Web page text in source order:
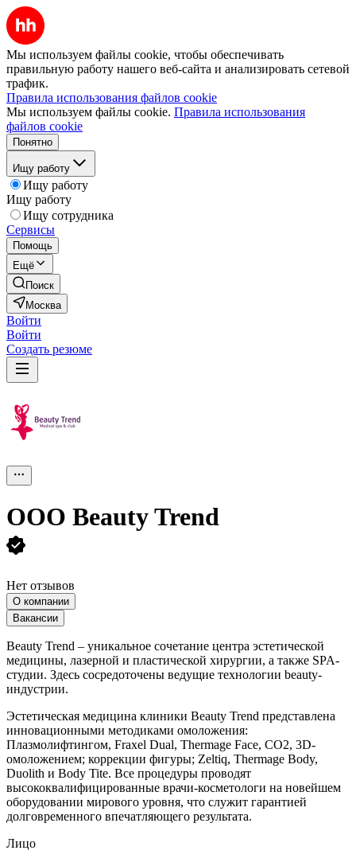
Мы используем файлы cookie, чтобы обеспечивать
правильную работу нашего веб-сайта и анализировать сетевой
трафик.
Правила использования файлов cookie
Мы используем файлы cookie. Правила использования
файлов cookie
Понятно
Ищу работу
Ищу работу
Ищу работу
Ищу сотрудника
Сервисы
Помощь
Ещё
Поиск
Москва
Войти
Войти
Создать резюме
ООО Beauty Trend
Нет отзывов
О компании
Вакансии
Beauty Trend – уникальное сочетание центра эстетической
медицины, лазерной и пластической хирургии, а также SPA-
студии. Здесь сосредоточены ведущие технологии beauty-
индустрии.
Эстетическая медицина клиники Beauty Trend представлена
инновационными методиками омоложения:
Плазмолифтингом, Fraxel Dual, Thermage Face, CO2, 3D-
омоложением; коррекции фигуры; Zeltiq, Thermage Body,
Duolith и Body Tite. Все процедуры проводят
высококвалифицированные врачи-косметологи на новейшем
оборудовании мирового уровня, что служит гарантией
долговременного впечатляющего результата.
Лицо